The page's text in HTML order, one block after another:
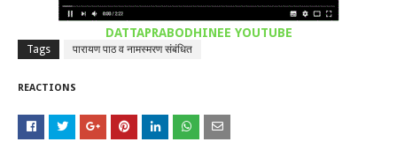
DATTAPRABODHINEE YOUTUBE
Tags पारायण पाठ व नामस्मरण संबंधित
REACTIONS